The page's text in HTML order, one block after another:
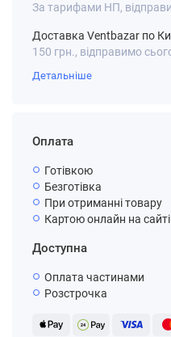
За тарифами НП,
Доставка Ventbazar по
150 грн., відправимо
Детальніше
Оплата
Готівкою
Безготівка
При отриманні товару
Картою онлайн на сайті
Доступна
Оплата частинами
Розстрочка